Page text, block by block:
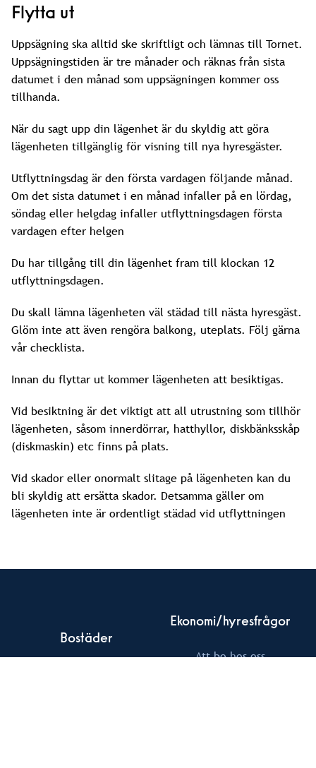
Flytta ut
Uppsägning ska alltid ske skriftligt och lämnas till Tornet.
Uppsägningstiden är tre månader och räknas från sista
datumet i den månad som uppsägningen kommer oss
tillhanda.
När du sagt upp din lägenhet är du skyldig att göra
lägenheten tillgänglig för visning till nya hyresgäster.
Utflyttningsdag är den första vardagen följande månad.
Om det sista datumet i en månad infaller på en lördag,
söndag eller helgdag infaller utflyttningsdagen första
vardagen efter helgen
Du har tillgång till din lägenhet fram till klockan 12
utflyttningsdagen.
Du skall lämna lägenheten väl städad till nästa hyresgäst.
Glöm inte att även rengöra balkong, uteplats. Följ gärna
vår checklista.
Innan du flyttar ut kommer lägenheten att besiktigas.
Vid besiktning är det viktigt att all utrustning som tillhör
lägenheten, såsom innerdörrar, hatthyllor, diskbänksskåp
(diskmaskin) etc finns på plats.
Vid skador eller onormalt slitage på lägenheten kan du
bli skyldig att ersätta skador. Detsamma gäller om
lägenheten inte är ordentligt städad vid utflyttningen
Bostäder
Ekonomi/hyresfrågor
Att bo hos oss